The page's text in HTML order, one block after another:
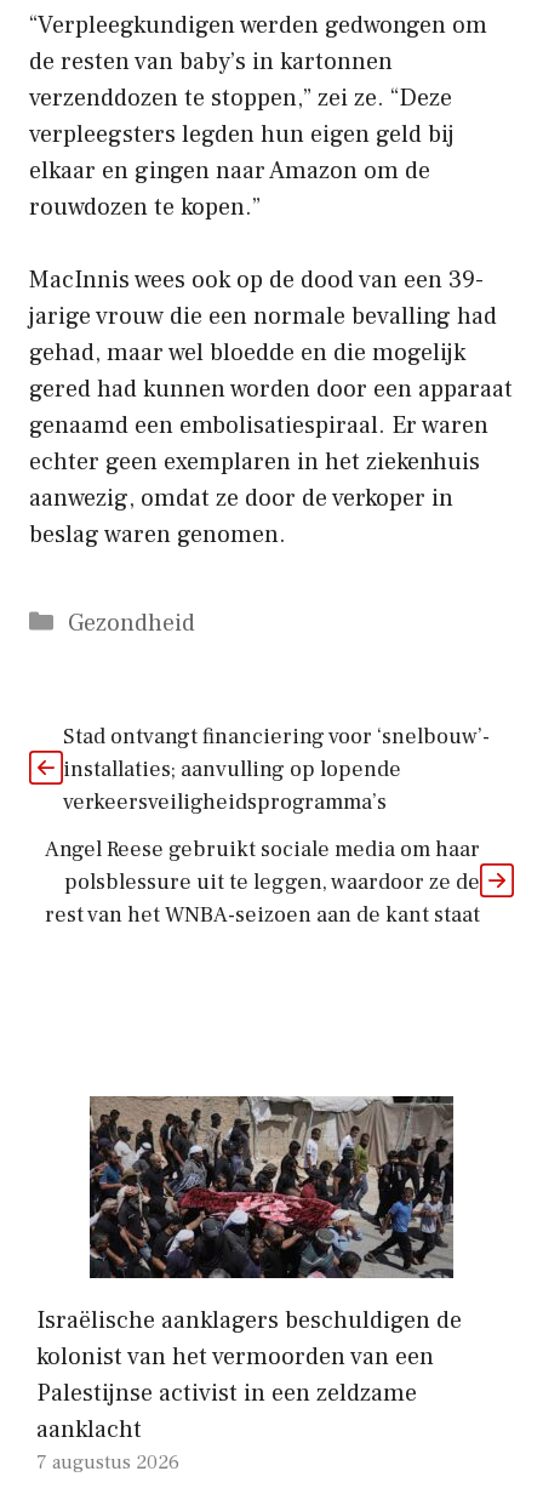
“Verpleegkundigen werden gedwongen om
de resten van baby’s in kartonnen
verzenddozen te stoppen,” zei ze. “Deze
verpleegsters legden hun eigen geld bij
elkaar en gingen naar Amazon om de
rouwdozen te kopen.”
MacInnis wees ook op de dood van een 39-
jarige vrouw die een normale bevalling had
gehad, maar wel bloedde en die mogelijk
gered had kunnen worden door een apparaat
genaamd een embolisatiespiraal. Er waren
echter geen exemplaren in het ziekenhuis
aanwezig, omdat ze door de verkoper in
beslag waren genomen.
Categorieën
Gezondheid
Stad ontvangt financiering voor ‘snelbouw’-
installaties; aanvulling op lopende
verkeersveiligheidsprogramma’s
Angel Reese gebruikt sociale media om haar
polsblessure uit te leggen, waardoor ze de
rest van het WNBA-seizoen aan de kant staat
Israëlische aanklagers beschuldigen de
kolonist van het vermoorden van een
Palestijnse activist in een zeldzame
aanklacht
7 augustus 2026